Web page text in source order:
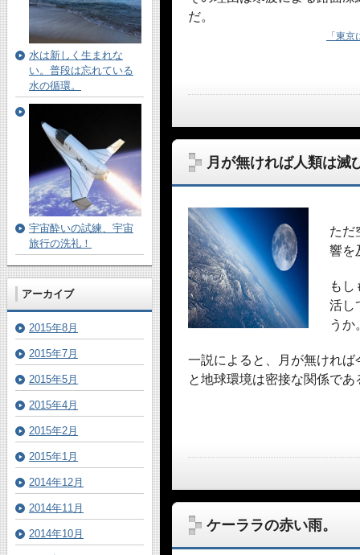
だ。
「東
月が無ければ人類は滅
ただ
響を
もし
活し
うか
一説によると、月が無けれ
と地球環境は密接な関係であ
ケーララの赤い雨。
水は新しく生まれな
い。普段は忘れている
水の循環。
宇宙酔いの試練、宇宙
旅行の洗礼！
アーカイブ
2015年8月
2015年7月
2015年5月
2015年4月
2015年2月
2015年1月
2014年12月
2014年11月
2014年10月